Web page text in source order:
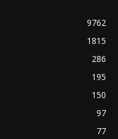
9762
1815
286
195
150
97
77